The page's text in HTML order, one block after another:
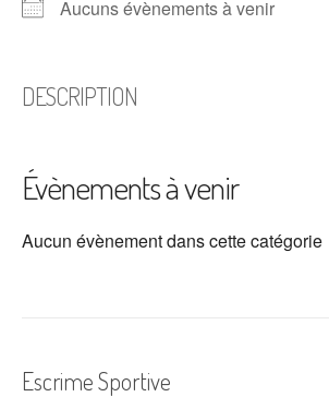
Aucuns évènements à venir
DESCRIPTION
Évènements à venir
Aucun évènement dans cette catégorie
Escrime Sportive